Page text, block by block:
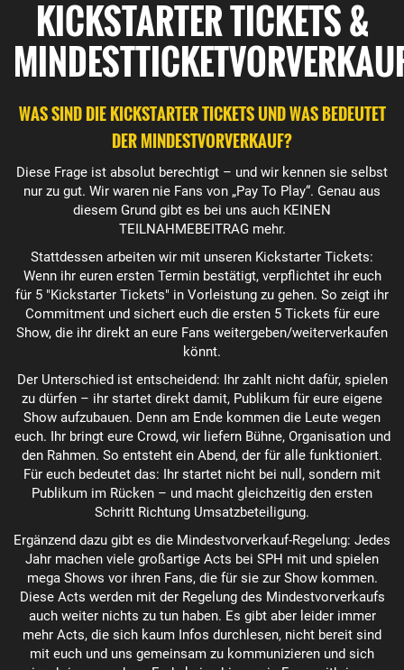
KICKSTARTER TICKETS &
WAS SIND DIE KICKSTARTER TICKETS UND WAS BEDEUTET
DER MINDESTVORVERKAUF?
Diese Frage ist absolut berechtigt – und wir kennen sie selbst
nur zu gut. Wir waren nie Fans von „Pay To Play“. Genau aus
diesem Grund gibt es bei uns auch KEINEN
TEILNAHMEBEITRAG mehr.
Stattdessen arbeiten wir mit unseren Kickstarter Tickets:
Wenn ihr euren ersten Termin bestätigt, verpflichtet ihr euch
für 5 "Kickstarter Tickets" in Vorleistung zu gehen. So zeigt ihr
Commitment und sichert euch die ersten 5 Tickets für eure
Show, die ihr direkt an eure Fans weitergeben/weiterverkaufen
könnt.
Der Unterschied ist entscheidend: Ihr zahlt nicht dafür, spielen
zu dürfen – ihr startet direkt damit, Publikum für eure eigene
Show aufzubauen. Denn am Ende kommen die Leute wegen
euch. Ihr bringt eure Crowd, wir liefern Bühne, Organisation und
den Rahmen. So entsteht ein Abend, der für alle funktioniert.
Für euch bedeutet das: Ihr startet nicht bei null, sondern mit
Publikum im Rücken – und macht gleichzeitig den ersten
Schritt Richtung Umsatzbeteiligung.
Ergänzend dazu gibt es die Mindestvorverkauf-Regelung: Jedes
Jahr machen viele großartige Acts bei SPH mit und spielen
mega Shows vor ihren Fans, die für sie zur Show kommen.
Diese Acts werden mit der Regelung des Mindestvorverkaufs
auch weiter nichts zu tun haben. Es gibt aber leider immer
mehr Acts, die sich kaum Infos durchlesen, nicht bereit sind
mit euch und uns gemeinsam zu kommunizieren und sich